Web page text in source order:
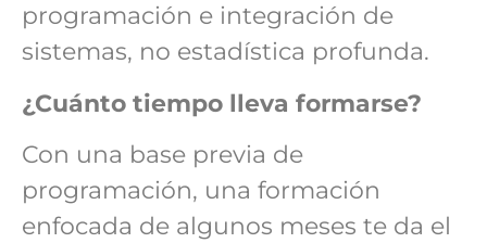
programación e integración de
sistemas, no estadística profunda.
¿Cuánto tiempo lleva formarse?
Con una base previa de
programación, una formación
enfocada de algunos meses te da el